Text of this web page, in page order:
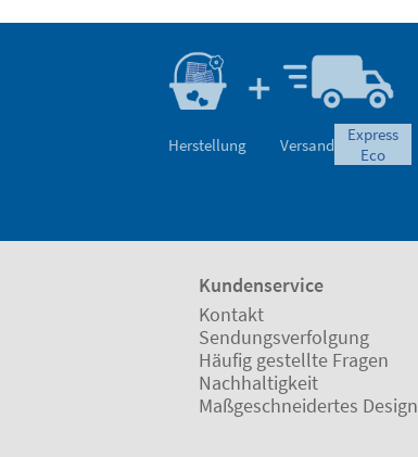
Herstellung Versand
express
eco
Kundenservice
Kontakt
Sendungsverfolgung
Häufig gestellte Fragen
Nachhaltigkeit
Maßgeschneidertes Design